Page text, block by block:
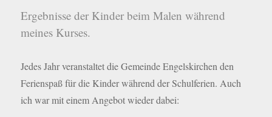
Ergebnisse der Kinder beim Malen während
meines Kurses.
Jedes Jahr veranstaltet die Gemeinde Engelskirchen den
Ferienspaß für die Kinder während der Schulferien. Auch
ich war mit einem Angebot wieder dabei: